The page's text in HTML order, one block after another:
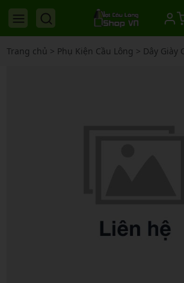
Trang chủ > Phụ Kiện Cầu Lông > Dây Giày